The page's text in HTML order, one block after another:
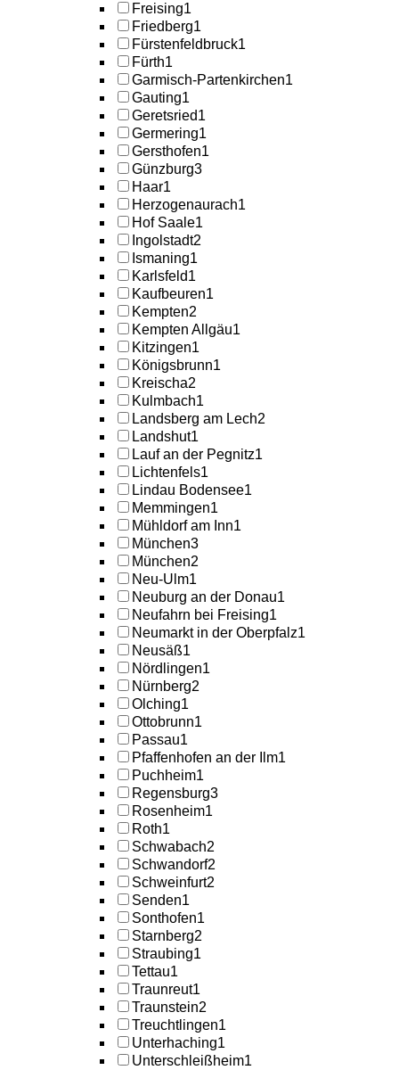
Freising1
Friedberg1
Fürstenfeldbruck1
Fürth1
Garmisch-Partenkirchen1
Gauting1
Geretsried1
Germering1
Gersthofen1
Günzburg3
Haar1
Herzogenaurach1
Hof Saale1
Ingolstadt2
Ismaning1
Karlsfeld1
Kaufbeuren1
Kempten2
Kempten Allgäu1
Kitzingen1
Königsbrunn1
Kreischa2
Kulmbach1
Landsberg am Lech2
Landshut1
Lauf an der Pegnitz1
Lichtenfels1
Lindau Bodensee1
Memmingen1
Mühldorf am Inn1
München3
München2
Neu-Ulm1
Neuburg an der Donau1
Neufahrn bei Freising1
Neumarkt in der Oberpfalz1
Neusäß1
Nördlingen1
Nürnberg2
Olching1
Ottobrunn1
Passau1
Pfaffenhofen an der Ilm1
Puchheim1
Regensburg3
Rosenheim1
Roth1
Schwabach2
Schwandorf2
Schweinfurt2
Senden1
Sonthofen1
Starnberg2
Straubing1
Tettau1
Traunreut1
Traunstein2
Treuchtlingen1
Unterhaching1
Unterschleißheim1